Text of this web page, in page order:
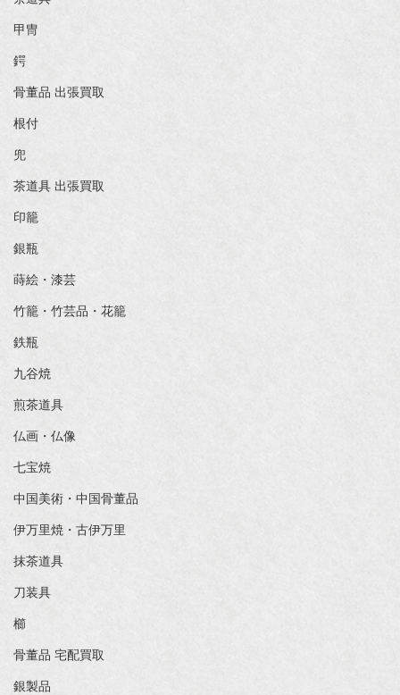
甲冑
鍔
骨董品 出張買取
根付
兜
茶道具 出張買取
印籠
銀瓶
蒔絵・漆芸
竹籠・竹芸品・花籠
鉄瓶
九谷焼
煎茶道具
仏画・仏像
七宝焼
中国美術・中国骨董品
伊万里焼・古伊万里
抹茶道具
刀装具
櫛
骨董品 宅配買取
銀製品